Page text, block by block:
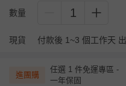
數量 1
現貨 付款後 1~3 個工作天
進團購
任選 1 件免運專區 -
一年保固